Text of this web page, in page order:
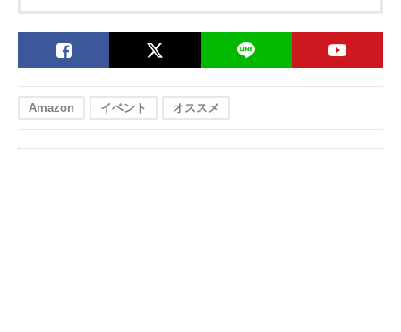
Amazon イベント オススメ